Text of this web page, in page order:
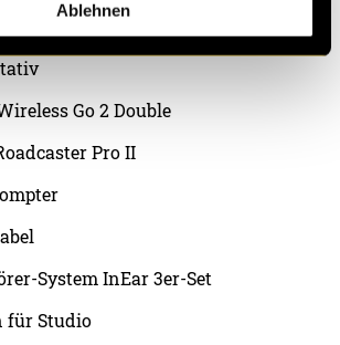
Ablehnen
Go 2 Double
Pro II
System InEar 3er-Set
für Studio